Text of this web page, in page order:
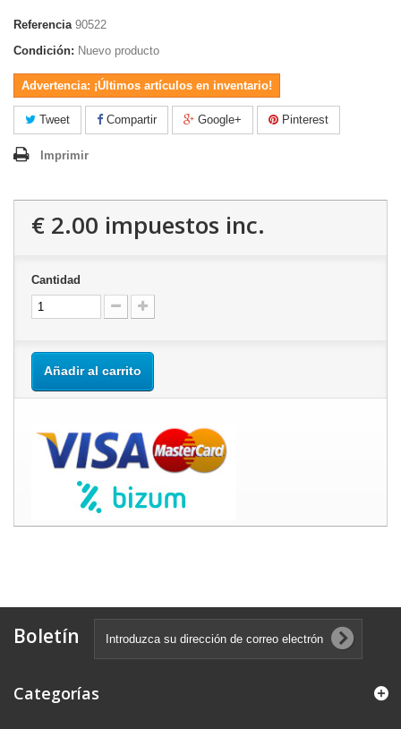
Referencia 90522
Condición: Nuevo producto
Advertencia: ¡Últimos artículos en inventario!
Tweet Compartir Google+ Pinterest
Imprimir
€ 2.00 impuestos inc.
Cantidad
Añadir al carrito
Boletín
Categorías